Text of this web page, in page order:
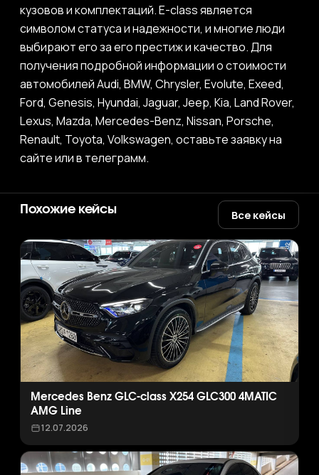
кузовов и комплектаций. E-class является
символом статуса и надежности, и многие люди
выбирают его за его престиж и качество. Для
получения подробной информации о стоимости
автомобилей Audi, BMW, Chrysler, Evolute, Exeed,
Ford, Genesis, Hyundai, Jaguar, Jeep, Kia, Land Rover,
Lexus, Mazda, Mercedes-Benz, Nissan, Porsche,
Renault, Toyota, Volkswagen, оставьте заявку на
сайте или в телеграмм.
Похожие кейсы Все кейсы
Mercedes Benz GLC-class X254 GLC300 4MATIC
AMG Line
12.07.2026